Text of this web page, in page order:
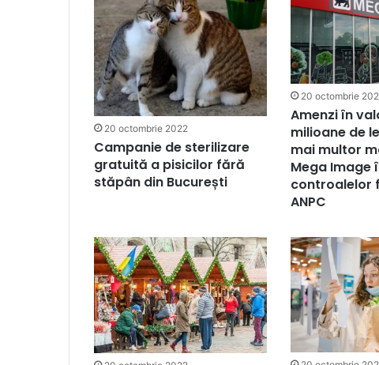
20 octombrie 2022
Campanie de sterilizare
gratuită a pisicilor fără
stăpân din București
20 octombrie
Amenzi în
milioane de
mai multor
Mega Image
controalelor
ANPC